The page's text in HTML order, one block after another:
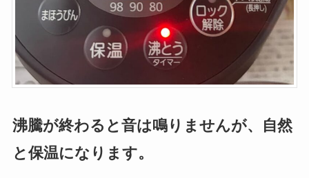
沸騰が終わると音は鳴りませんが、自然
と保温になります。